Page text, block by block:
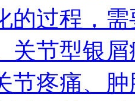
的过程，
关节型银
节疼痛、